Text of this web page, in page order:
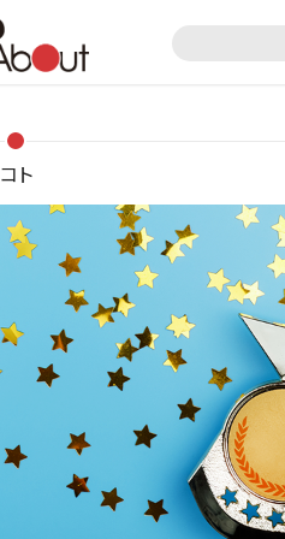
コト